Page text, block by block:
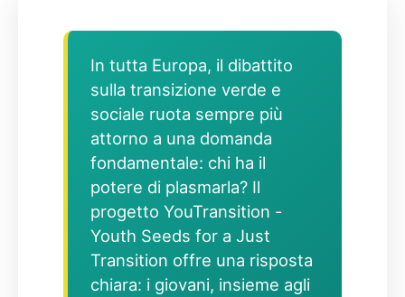
In tutta Europa, il dibattito
sulla transizione verde e
sociale ruota sempre più
attorno a una domanda
fondamentale: chi ha il
potere di plasmarla? Il
progetto YouTransition -
Youth Seeds for a Just
Transition offre una risposta
chiara: i giovani, insieme agli